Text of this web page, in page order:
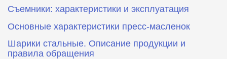
Съемники: характеристики и эксплуатация
Основные характеристики пресс‑масленок
Шарики стальные. Описание продукции и
правила обращения